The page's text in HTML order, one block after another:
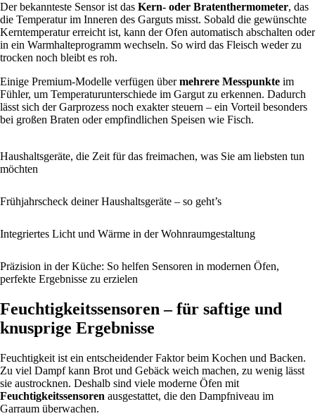
Der bekannteste Sensor ist das Kern- oder Bratenthermometer, das
die Temperatur im Inneren des Garguts misst. Sobald die gewünschte
Kerntemperatur erreicht ist, kann der Ofen automatisch abschalten oder
in ein Warmhalteprogramm wechseln. So wird das Fleisch weder zu
trocken noch bleibt es roh.
Einige Premium-Modelle verfügen übermehrere Messpunkte im
Fühler, um Temperaturunterschiede im Gargut zu erkennen. Dadurch
lässt sich der Garprozess noch exakter steuern – ein Vorteil besonders
bei großen Braten oder empfindlichen Speisen wie Fisch.
Haushaltsgeräte, die Zeit für das freimachen, was Sie am liebsten tun
möchten
Frühjahrscheck deiner Haushaltsgeräte – so geht’s
Integriertes Licht und Wärme in der Wohnraumgestaltung
Präzision in der Küche: So helfen Sensoren in modernen Öfen,
perfekte Ergebnisse zu erzielen
Feuchtigkeitssensoren – für saftige und
knusprige Ergebnisse
Feuchtigkeit ist ein entscheidender Faktor beim Kochen und Backen.
Zu viel Dampf kann Brot und Gebäck weich machen, zu wenig lässt
sie austrocknen. Deshalb sind viele moderne Öfen mit
Feuchtigkeitssensoren ausgestattet, die den Dampfniveau im
Garraum überwachen.